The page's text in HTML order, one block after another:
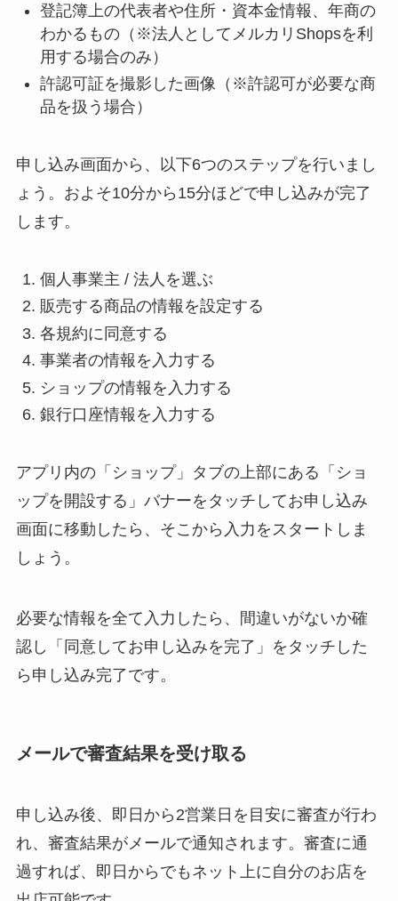
登記簿上の代表者や住所・資本金情報、年商の
わかるもの（※法人としてメルカリShopsを利
用する場合のみ）
許認可証を撮影した画像（※許認可が必要な商
品を扱う場合）
申し込み画面から、以下6つのステップを行いまし
ょう。およそ10分から15分ほどで申し込みが完了
します。
個人事業主 / 法人を選ぶ
販売する商品の情報を設定する
各規約に同意する
事業者の情報を入力する
ショップの情報を入力する
銀行口座情報を入力する
アプリ内の「ショップ」タブの上部にある「ショ
ップを開設する」バナーをタッチしてお申し込み
画面に移動したら、そこから入力をスタートしま
しょう。
必要な情報を全て入力したら、間違いがないか確
認し「同意してお申し込みを完了」をタッチした
ら申し込み完了です。
メールで審査結果を受け取る
申し込み後、即日から2営業日を目安に審査が行わ
れ、審査結果がメールで通知されます。審査に通
過すれば、即日からでもネット上に自分のお店を